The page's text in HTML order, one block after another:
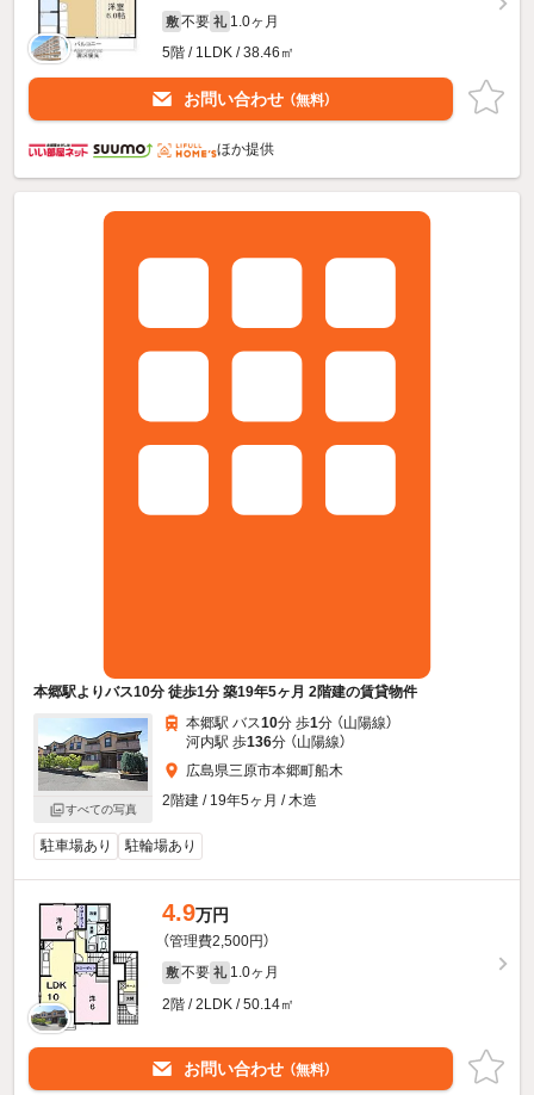
敷 不要 礼 1.0ヶ月
5階 / 1LDK / 38.46㎡
お問い合わせ （無料）
ほか提供
本郷駅よりバス10分 徒歩1分 築19年5ヶ月 2階建の賃貸物件
すべての写真
本郷駅 バス10分 歩1分 （山陽線）
河内駅 歩136分 （山陽線）
広島県三原市本郷町船木
2階建 / 19年5ヶ月 / 木造
駐車場あり 駐輪場あり
4.9万円
（管理費2,500円）
敷 不要 礼 1.0ヶ月
2階 / 2LDK / 50.14㎡
お問い合わせ （無料）